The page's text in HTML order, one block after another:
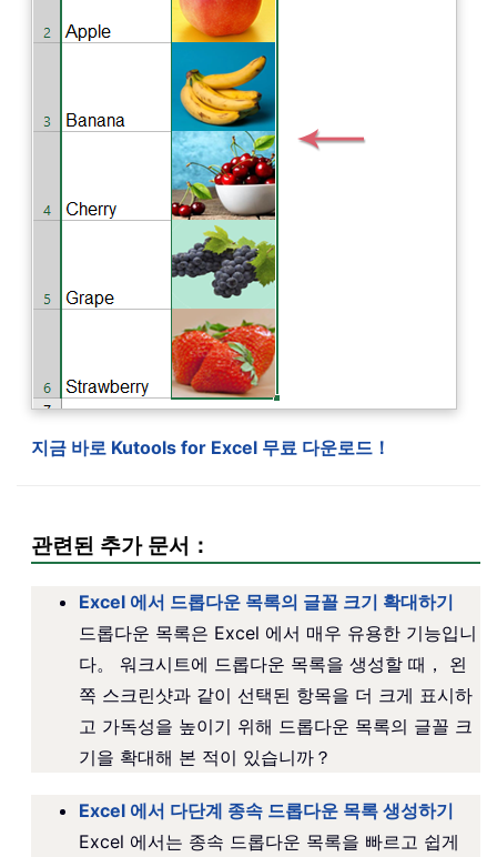
지금 바로 Kutools for Excel 무료 다운로드！
관련된 추가 문서：
Excel 에서 드롭다운 목록의 글꼴 크기 확대하기
드롭다운 목록은 Excel 에서 매우 유용한 기능입니
다。 워크시트에 드롭다운 목록을 생성할 때， 왼
쪽 스크린샷과 같이 선택된 항목을 더 크게 표시하
고 가독성을 높이기 위해 드롭다운 목록의 글꼴 크
기을 확대해 본 적이 있습니까？
Excel 에서 다단계 종속 드롭다운 목록 생성하기
Excel 에서는 종속 드롭다운 목록을 빠르고 쉽게